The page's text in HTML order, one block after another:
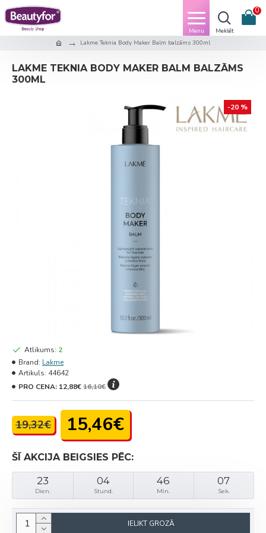
0
Lakme Teknia Body Maker Balm balzāms 300ml
LAKME TEKNIA BODY MAKER BALM BALZĀMS
300ML
-20 %
ŠĪ AKCIJA BEIGSIES PĒC:
23
Dien.
04
Stund.
46
Min.
07
Sek.
19,32€ 15,46€
Atlikums: 2
Brand: Lakme
Artikuls: 44642
PRO CENA: 12,88€16,10€
IELIKT GROZĀ